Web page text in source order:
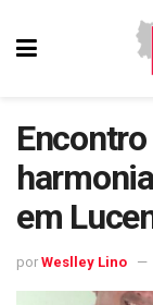
em
por Weslley Lino